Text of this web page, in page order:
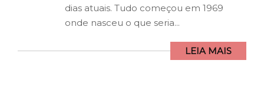
dias atuais. Tudo começou em 1969
onde nasceu o que seria...
LEIA MAIS